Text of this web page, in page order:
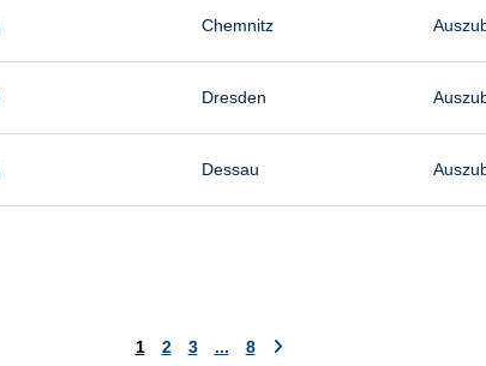
Chemnitz
Dresden
Dessau
1 2 3 ... 8